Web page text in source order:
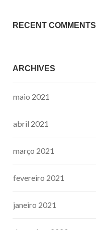
RECENT COMMENTS
ARCHIVES
maio 2021
abril 2021
março 2021
fevereiro 2021
janeiro 2021